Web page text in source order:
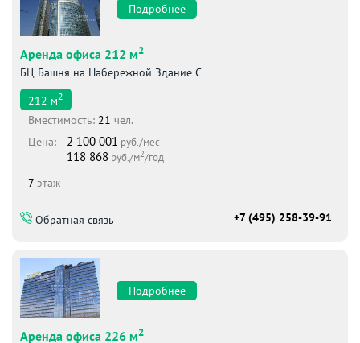
Подробнее
Аренда офиса 212 м2
БЦ Башня на Набережной Здание С
212 м2
Вместимоcть: 21 чел.
Цена:
2 100 001 руб./мес
118 868 руб./м2/год
7 этаж
Обратная связь +7 (495) 258-39-91
Подробнее
Аренда офиса 226 м2